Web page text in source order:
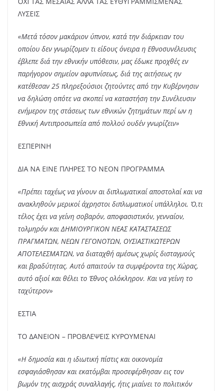
ΛΥΣΕΙΣ
«Μετά τόσον μακάριον ύπνον, κατά την διάρκειαν του
οποίου δεν γνωρίζομεν τι είδους όνειρα η Εθνοσυνέλευσις
έβλεπε διά την εθνικήν υπόθεσιν, μας έδωκε προχθές εν
παρήγορον σημείον αφυπνίσεως, διά της αιτήσεως ην
κατέθεσαν 25 πληρεξούσιοι ζητούντες από την Κυβέρνησιν
να δηλώση οπότε να σκοπεί να καταστήση την Συνέλευσιν
ενήμερον της στάσεως των εθνικών ζητημάτων περί ων η
Εθνική Αντιπροσωπεία από πολλού ουδέν γνωρίζειν»
ΕΣΠΕΡΙΝΗ
ΔΙΑ ΝΑ ΕΙΝΕ ΠΛΗΡΕΣ ΤΟ ΝΕΟΝ ΠΡΟΓΡΑΜΜΑ
«Πρέπει ταχέως να γίνουν αι διπλωματικαί αποστολαί και να
ανακληθούν μερικοί άχρηστοι διπλωματικοί υπάλληλοι. Ό,τι
τέλος έχει να γείνη σοβαρόν, αποφασιστικόν, γενναίον,
τολμηρόν και ΔΗΜΙΟΥΡΓΙΚΟΝ ΝΕΑΣ ΚΑΤΑΣΤΑΣΕΩΣ
ΠΡΑΓΜΑΤΩΝ, ΝΕΩΝ ΓΕΓΟΝΟΤΩΝ, ΟΥΣΙΑΣΤΙΚΩΤΕΡΩΝ
ΑΠΟΤΕΛΕΣΜΑΤΩΝ, να διαταχθή αμέσως χωρίς δισταγμούς
και βραδύτητας. Αυτό απαιτούν τα συμφέροντα της Χώρας,
αυτό αξιοί και θέλει το Έθνος ολόκληρον. Και να γείνη το
ταχύτερον»
ΕΣΤΙΑ
ΤΟ ΔΑΝΕΙΟΝ – ΠΡΟΒΛΕΨΕΙΣ ΚΥΡΟΥΜΕΝΑΙ
«Η δημοσία και η ιδιωτική πίστις και οικονομία
εσφαγιάσθησαν και εκατόμβαι προσεφέρθησαν εις τον
βωμόν της αισχράς συναλλαγής, ήτις μιαίνει το πολιτικόν